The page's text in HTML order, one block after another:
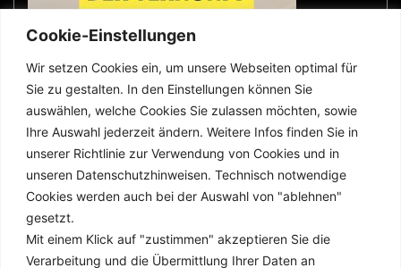
Cookie-Einstellungen
Wir setzen Cookies ein, um unsere Webseiten optimal für
Sie zu gestalten. In den Einstellungen können Sie
auswählen, welche Cookies Sie zulassen möchten, sowie
Ihre Auswahl jederzeit ändern. Weitere Infos finden Sie in
unserer Richtlinie zur Verwendung von Cookies und in
unseren Datenschutzhinweisen. Technisch notwendige
Cookies werden auch bei der Auswahl von "ablehnen"
gesetzt.
Mit einem Klick auf "zustimmen" akzeptieren Sie die
Verarbeitung und die Übermittlung Ihrer Daten an
wer was wo
Impressum
Datenschutz